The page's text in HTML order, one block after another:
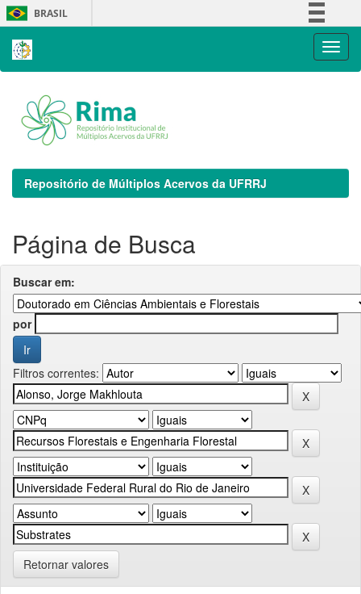
Skip
navigation
BRASIL
Repositório de Múltiplos Acervos da UFRRJ
Página de Busca
Buscar em:
por
Filtros correntes:
Retornar valores